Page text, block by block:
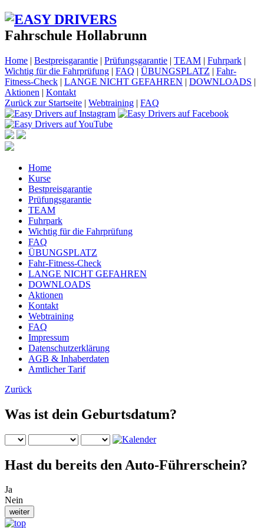
Fahrschule Hollabrunn
Home | Bestpreisgarantie | Prüfungsgarantie | TEAM | Fuhrpark |
Wichtig für die Fahrprüfung | FAQ | ÜBUNGSPLATZ | Fahr-
Fitness-Check | LANGE NICHT GEFAHREN | DOWNLOADS |
Aktionen | Kontakt
Zurück zur Startseite | Webtraining | FAQ
Home
Kurse
Bestpreisgarantie
Prüfungsgarantie
TEAM
Fuhrpark
Wichtig für die Fahrprüfung
FAQ
ÜBUNGSPLATZ
Fahr-Fitness-Check
LANGE NICHT GEFAHREN
DOWNLOADS
Aktionen
Kontakt
Webtraining
FAQ
Impressum
Datenschutzerklärung
AGB & Inhaberdaten
Amtlicher Tarif
Zurück
Was ist dein Geburtsdatum?
Hast du bereits den Auto-Führerschein?
Ja
Nein